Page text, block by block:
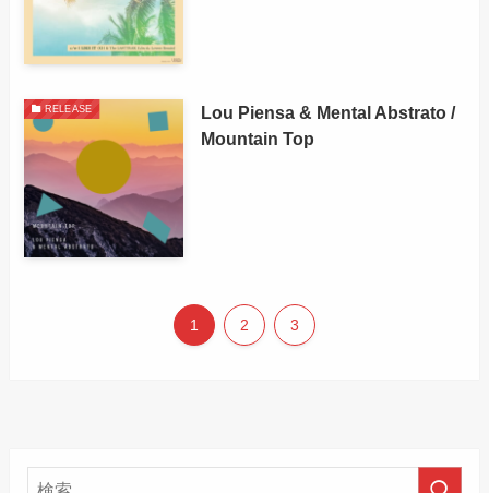
RELEASE
Lou Piensa & Mental Abstrato /
Mountain Top
1 2 3